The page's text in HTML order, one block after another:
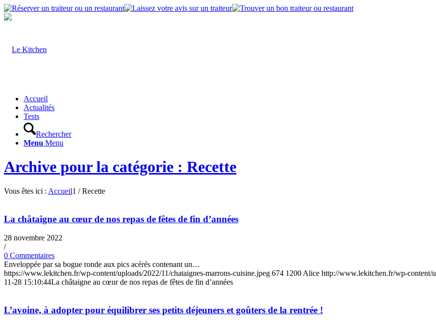
Accueil
Actualités
Tests
Rechercher
Menu Menu
Archive pour la catégorie : Recette
Vous êtes ici : Accueil1 / Recette
La châtaigne au cœur de nos repas de fêtes de fin d’années
28 novembre 2022
/
0 Commentaires
Enveloppée par sa bogue ronde aux pics acérés contenant un…
https://www.lekitchen.fr/wp-content/uploads/2022/11/chataignes-marrons-cuisine.jpeg 674 1200 Alice http://www.lekitchen.fr/wp-content/
11-28 15:10:44La châtaigne au cœur de nos repas de fêtes de fin d’années
L’avoine, à adopter pour équilibrer ses petits déjeuners et goûters de la rentrée !